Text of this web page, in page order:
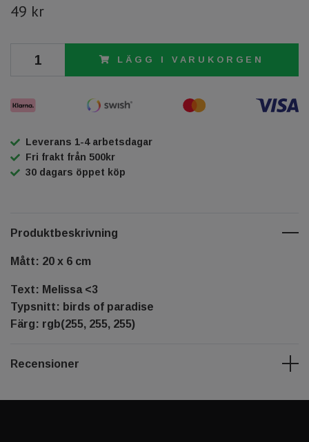
49 kr
LÄGG I VARUKORGEN
Leverans 1-4 arbetsdagar
Fri frakt från 500kr
30 dagars öppet köp
Produktbeskrivning
Mått: 20 x 6 cm
Text: Melissa <3
Typsnitt: birds of paradise
Färg: rgb(255, 255, 255)
Recensioner